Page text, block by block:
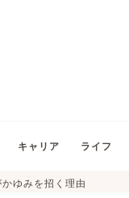
キャリア ライフ
ゆみを招く理由